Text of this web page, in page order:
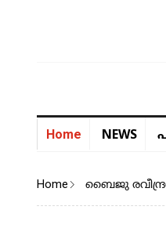
Home NEWS
Home ബൈജു